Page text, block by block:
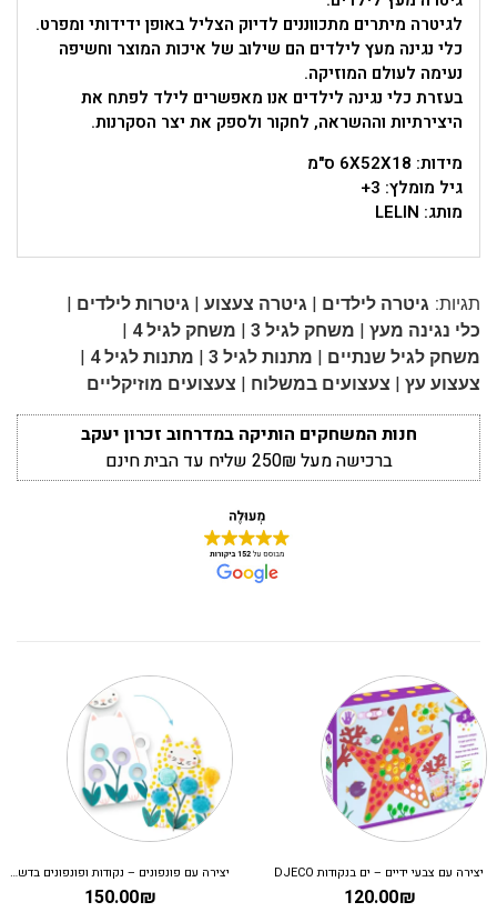
לגיטרה מיתרים מתכווננים לדיוק הצליל באופן ידידותי ומפרט.
כלי נגינה מעץ לילדים הם שילוב של איכות המוצר וחשיפה
נעימה לעולם המוזיקה.
בעזרת כלי נגינה לילדים אנו מאפשרים לילד לפתח את
היצירתיות וההשראה, לחקור ולספק את יצר הסקרנות.
מידות: 6X52X18 ס"מ
גיל מומלץ: 3+
מותג: LELIN
תגיות: גיטרה לילדים | גיטרה צעצוע | גיטרות לילדים |
כלי נגינה מעץ | משחק לגיל 3 | משחק לגיל 4 |
משחק לגיל שנתיים | מתנות לגיל 3 | מתנות לגיל 4 |
צעצוע עץ | צעצועים במשלוח | צעצועים מוזיקליים
חנות המשחקים הותיקה במדרחוב זכרון יעקב
ברכישה מעל 250₪ שליח עד הבית חינם
יצירה עם צבעי ידיים – ים בנקודות DJECO
120.00₪
יצירה עם פונפונים – נקודות ופונפונים בדשא DJECO
150.00₪